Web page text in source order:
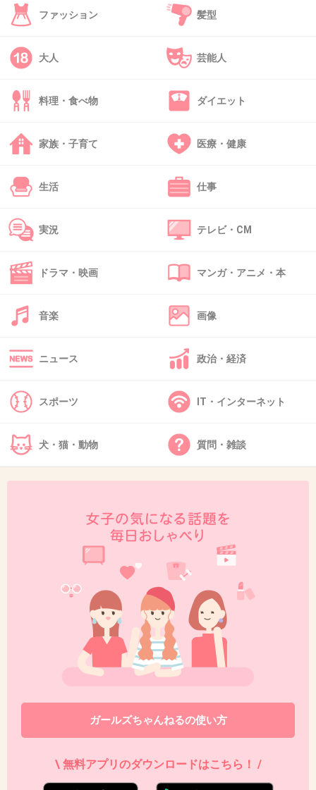
1件の返信
36. 匿名
口紅、いろいろ使ってるけど割とどれもダメで
教えてほしい。
高いのがいいかな？と思ってデパコスも使った
けどファンデはよくても口紅はダメとかそんな
感じだった。
ちなみにリップクリームはモアリップもダメで
白色ワセリンだけ大丈夫です。笑
2件の返信
37. 匿名 2020/01/21(火) 23:41:24
松山油脂からアテニアに移行しました。
ファンデはアクセーヌかインテグレート。
外資は本当に合わない率が高い…
2020/01/21(火) 23:43:28
石澤研究所のははぎく水おしろい使ってる人いますか？成
分がシンプルでとても気になっています。
2020/01/21(火) 23:47:53
荒れた。よくないんだと思う。
1件の返信
+78
ファッション 髪型
大人 芸能人
料理・食べ物 ダイエット
家族・子育て 医療・健康
生活 仕事
実況 テレビ・CM
ドラマ・映画 マンガ・アニメ・本
音楽 画像
ニュース 政治・経済
スポーツ IT・インターネット
犬・猫・動物 質問・雑談
ガールズちゃんねるの使い方
\ 無料アプリのダウンロードはこちら！ /